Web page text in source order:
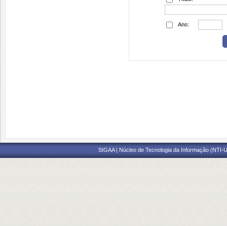
Ano:
SIGAA | Núcleo de Tecnologia da Informação